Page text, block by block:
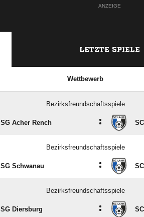
ANZEIGE
LETZTE SPIELE
Wettbewerb
Bezirksfreundschaftsspiele
SG Acher Rench :
Bezirksfreundschaftsspiele
SG Schwanau :
Bezirksfreundschaftsspiele
SG Diersburg :